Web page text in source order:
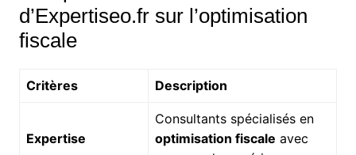
d’Expertiseo.fr sur l’optimisation
fiscale
Critères Description
Expertise
Consultants spécialisés en
optimisation fiscale avec